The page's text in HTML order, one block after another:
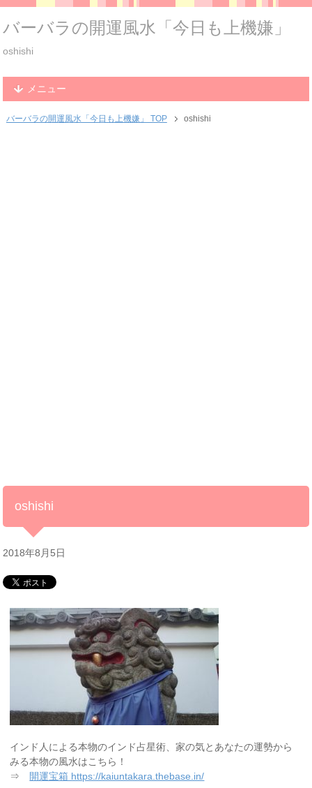
バーバラの開運風水「今日も上機嫌」
oshishi
メニュー
バーバラの開運風水「今日も上機嫌」 TOP oshishi
oshishi
2018年8月5日
インド人による本物のインド占星術、家の気とあなたの運勢から
みる本物の風水はこちら！
⇒ 開運宝箱 https://kaiuntakara.thebase.in/